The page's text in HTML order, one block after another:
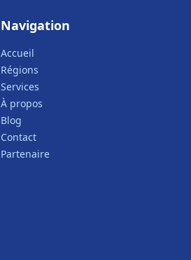
Navigation
Accueil
Régions
Services
À propos
Blog
Contact
Partenaire